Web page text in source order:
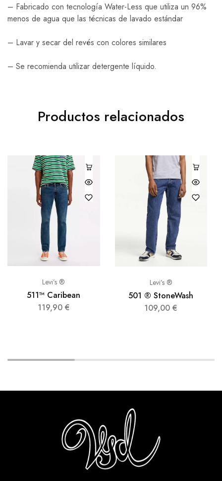
– Fabricado con tecnología Water-Less que utiliza un 96%
menos de agua que las técnicas de lavado estándar
– Lavar y secar del revés con colores similares
– Se recomienda utilizar detergente líquido.
Productos relacionados
Levi’s ®
511™ Caribean
119,90 €
Levi’s ®
501 ® StoneWash
109,00€